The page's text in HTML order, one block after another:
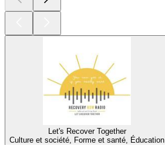
Let's Recover Together
Culture et société, Forme et santé, Éducation